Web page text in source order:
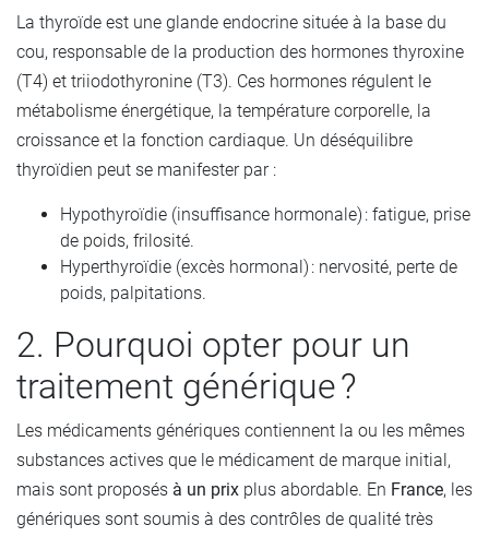
La thyroïde est une glande endocrine située à la base du
cou, responsable de la production des hormones thyroxine
(T4) et triiodothyronine (T3). Ces hormones régulent le
métabolisme énergétique, la température corporelle, la
croissance et la fonction cardiaque. Un déséquilibre
thyroïdien peut se manifester par :
Hypothyroïdie (insuffisance hormonale) : fatigue, prise
de poids, frilosité.
Hyperthyroïdie (excès hormonal) : nervosité, perte de
poids, palpitations.
2. Pourquoi opter pour un
traitement générique ?
Les médicaments génériques contiennent la ou les mêmes
substances actives que le médicament de marque initial,
mais sont proposés à un prix plus abordable. En France, les
génériques sont soumis à des contrôles de qualité très